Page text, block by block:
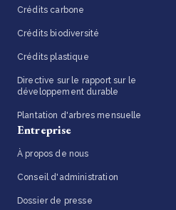
Crédits carbone
Crédits biodiversité
Crédits plastique
Directive sur le rapport sur le
développement durable
Plantation d'arbres mensuelle
Entreprise
À propos de nous
Conseil d'administration
Dossier de presse